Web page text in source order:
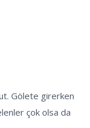
biraz
nedeniyle,
Gölete girerken
çok olsa da